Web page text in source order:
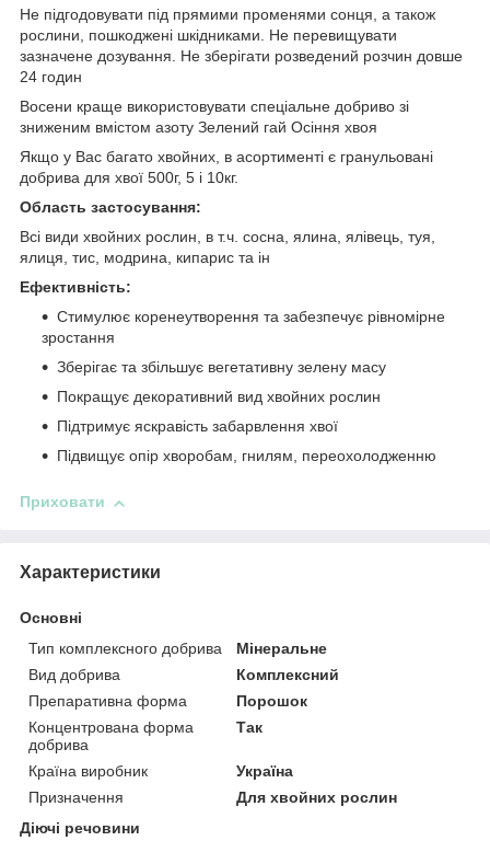
Не підгодовувати під прямими променями сонця, а також
рослини, пошкоджені шкідниками. Не перевищувати
зазначене дозування. Не зберігати розведений розчин довше
24 годин
Восени краще використовувати спеціальне добриво зі
зниженим вмістом азоту Зелений гай Осіння хвоя
Якщо у Вас багато хвойних, в асортименті є гранульовані
добрива для хвої 500г, 5 і 10кг.
Область застосування:
Всі види хвойних рослин, в т.ч. сосна, ялина, ялівець, туя,
ялиця, тис, модрина, кипарис та ін
Ефективність:
Стимулює коренеутворення та забезпечує рівномірне
зростання
Зберігає та збільшує вегетативну зелену масу
Покращує декоративний вид хвойних рослин
Підтримує яскравість забарвлення хвої
Підвищує опір хворобам, гнилям, переохолодженню
Приховати
Характеристики
Основні
Тип комплексного добрива
Мінеральне
Вид добрива
Комплексний
Препаративна форма
Порошок
Концентрована форма
добрива
Так
Країна виробник
Україна
Призначення
Для хвойних рослин
Діючі речовини